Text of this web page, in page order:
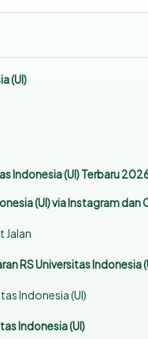
(UI)
Indonesia (UI) Terbaru
(UI) via Instagram dan
Jalan
RS Universitas Indonesia
Indonesia (UI)
Indonesia (UI)